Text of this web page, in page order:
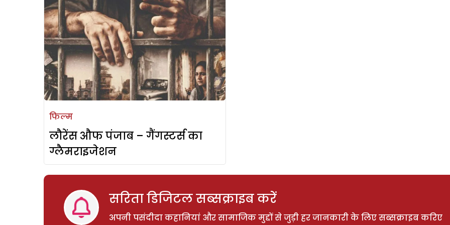
फिल्म
लौरेंस औफ पंजाब – गैंगस्टर्स का
ग्लैमराइजेशन
सरिता डिजिटल सब्सक्राइब करें
अपनी पसंदीदा कहानियां और सामाजिक मुद्दों से जुड़ी हर जानकारी के लिए सब्सक्राइब करिए